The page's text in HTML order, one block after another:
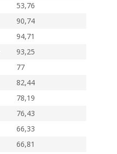
53,76
90,74
94,71
93,25
77
82,44
78,19
76,43
66,33
66,81